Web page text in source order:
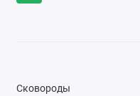
Сковороды